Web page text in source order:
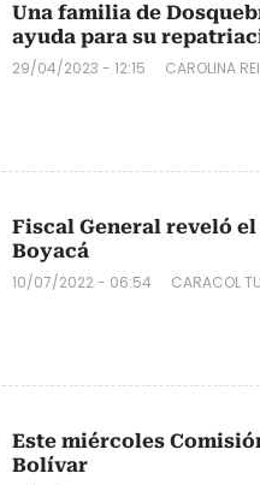
Una familia de
ayuda para su
29/04/2023 - 12:15 CAROLINA
Fiscal General reveló
Boyacá
10/07/2022 - 06:54 CARACOL
Este miércoles
Bolívar